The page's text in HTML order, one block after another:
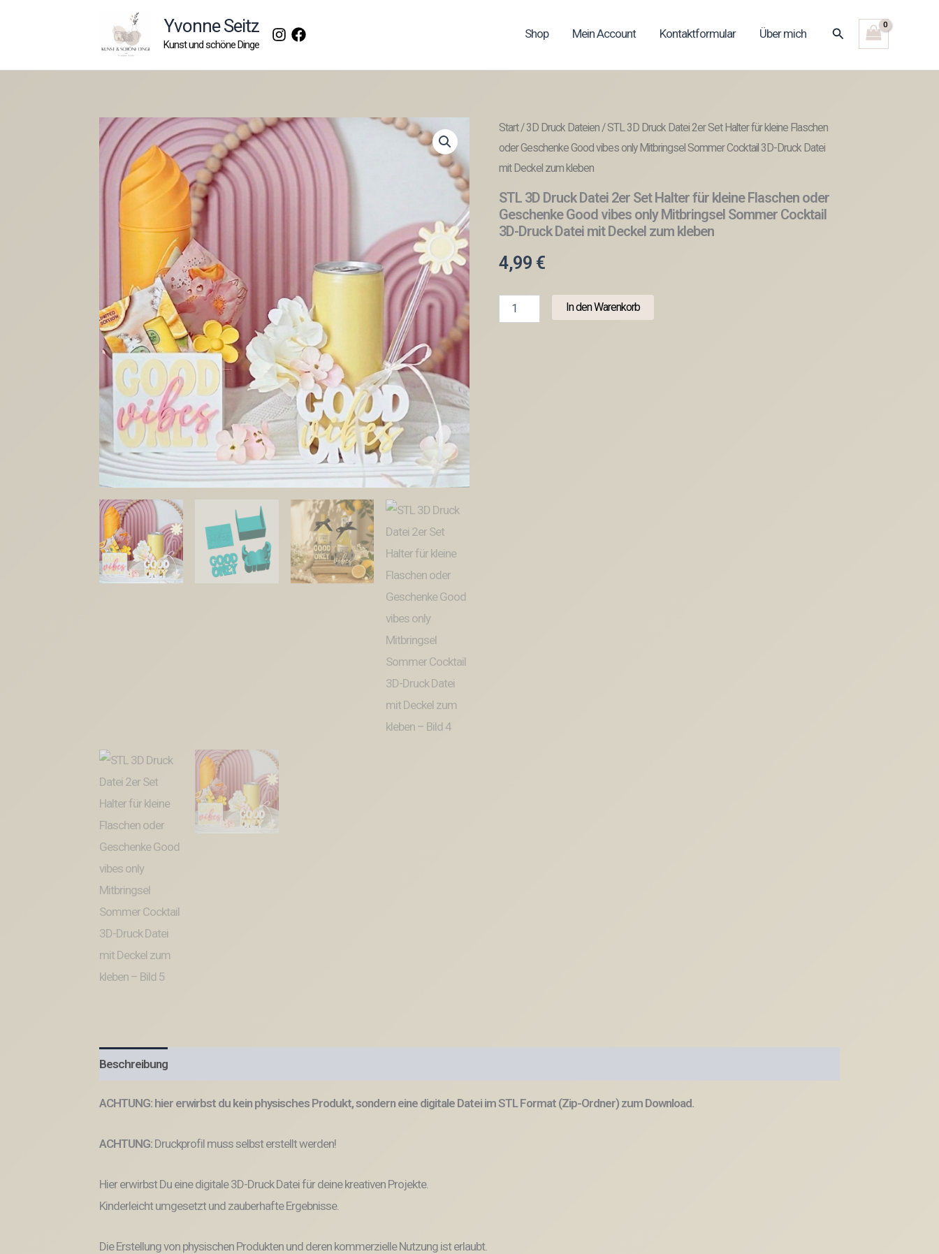
Yvonne Seitz
Kunst und schöne Dinge
Shop Mein Account Kontaktformular Über mich Suchen
Start/3D Druck Dateien/ STL 3D Druck Datei 2er Set Halter für kleine Flaschen
oder Geschenke Good vibes only Mitbringsel Sommer Cocktail 3D-Druck Datei
mit Deckel zum kleben
STL 3D Druck Datei 2er Set Halter für kleine Flaschen oder
Geschenke Good vibes only Mitbringsel Sommer Cocktail
3D-Druck Datei mit Deckel zum kleben
4,99 €
In den Warenkorb
Beschreibung
ACHTUNG: hier erwirbst du kein physisches Produkt, sondern eine digitale Datei im STL Format (Zip-Ordner) zum Download.
ACHTUNG: Druckprofil muss selbst erstellt werden!
Hier erwirbst Du eine digitale 3D-Druck Datei für deine kreativen Projekte.
Kinderleicht umgesetzt und zauberhafte Ergebnisse.
Die Erstellung von physischen Produkten und deren kommerzielle Nutzung ist erlaubt.